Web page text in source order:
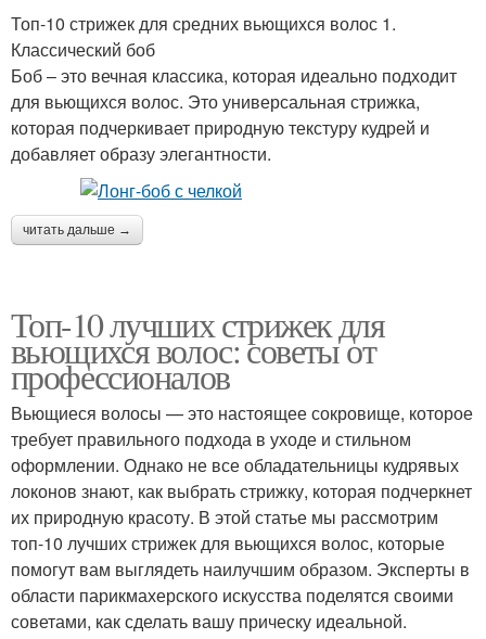
Топ-10 стрижек для средних вьющихся волос 1.
Классический боб
Боб – это вечная классика, которая идеально подходит
для вьющихся волос. Это универсальная стрижка,
которая подчеркивает природную текстуру кудрей и
добавляет образу элегантности.
читать дальше →
Топ-10 лучших стрижек для
вьющихся волос: советы от
профессионалов
Вьющиеся волосы — это настоящее сокровище, которое
требует правильного подхода в уходе и стильном
оформлении. Однако не все обладательницы кудрявых
локонов знают, как выбрать стрижку, которая подчеркнет
их природную красоту. В этой статье мы рассмотрим
топ-10 лучших стрижек для вьющихся волос, которые
помогут вам выглядеть наилучшим образом. Эксперты в
области парикмахерского искусства поделятся своими
советами, как сделать вашу прическу идеальной.